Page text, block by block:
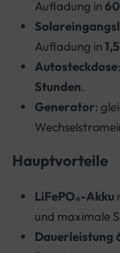
Aufladung in
Aufladung in
Autosteckdose
Stunden.
Generator:
Hauptvorteile
LiFePO₄-Akku
und maximale
Dauerleistung